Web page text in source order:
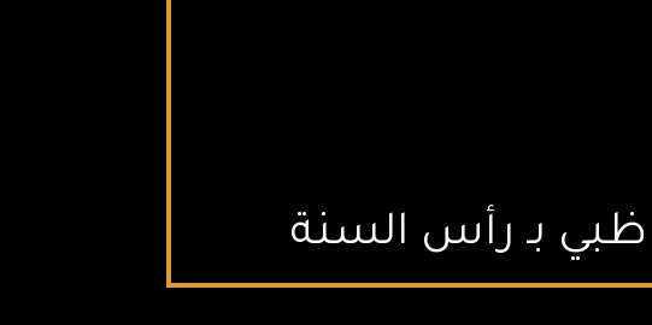
بـ رأس السنة